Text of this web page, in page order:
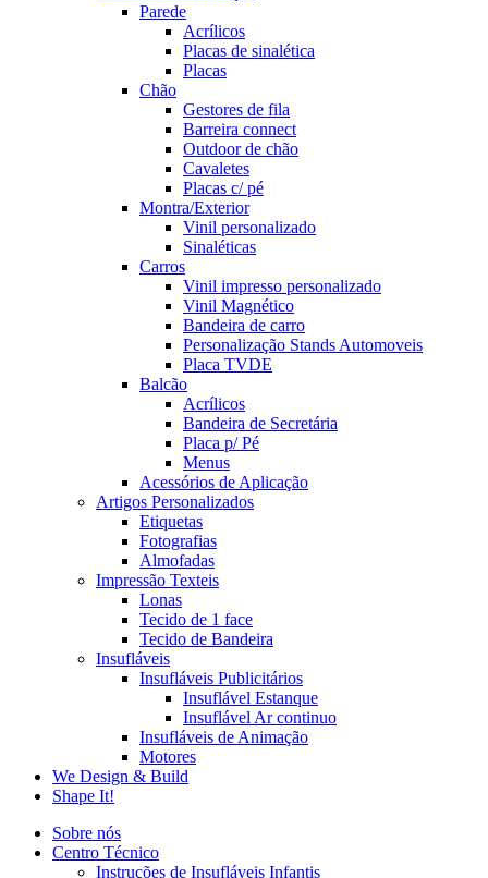
Parede
Acrílicos
Placas de sinalética
Placas
Chão
Gestores de fila
Barreira connect
Outdoor de chão
Cavaletes
Placas c/ pé
Montra/Exterior
Vinil personalizado
Sinaléticas
Carros
Vinil impresso personalizado
Vinil Magnético
Bandeira de carro
Personalização Stands Automoveis
Placa TVDE
Balcão
Acrílicos
Bandeira de Secretária
Placa p/ Pé
Menus
Acessórios de Aplicação
Artigos Personalizados
Etiquetas
Fotografias
Almofadas
Impressão Texteis
Lonas
Tecido de 1 face
Tecido de Bandeira
Insufláveis
Insufláveis Publicitários
Insuflável Estanque
Insuflável Ar continuo
Insufláveis de Animação
Motores
We Design & Build
Shape It!
Sobre nós
Centro Técnico
Instruções de Insufláveis Infantis